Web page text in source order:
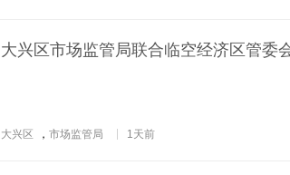
大兴区市场监管局联合临空经济区管委
大兴区 ， 市场监管局 1天前